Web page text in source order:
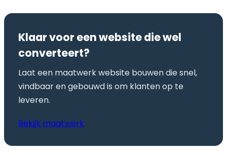
Klaar voor een website die wel
converteert?
Laat een maatwerk website bouwen die snel,
vindbaar en gebouwd is om klanten op te
leveren.
Bekijk maatwerk